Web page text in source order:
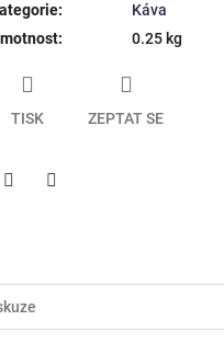
:
Káva
: 0.25 kg
TISK ZEPTAT SE